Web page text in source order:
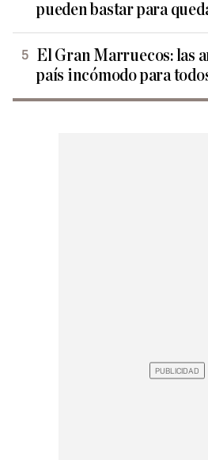
pueden bastar para
El Gran Marruecos: las
país incómodo para